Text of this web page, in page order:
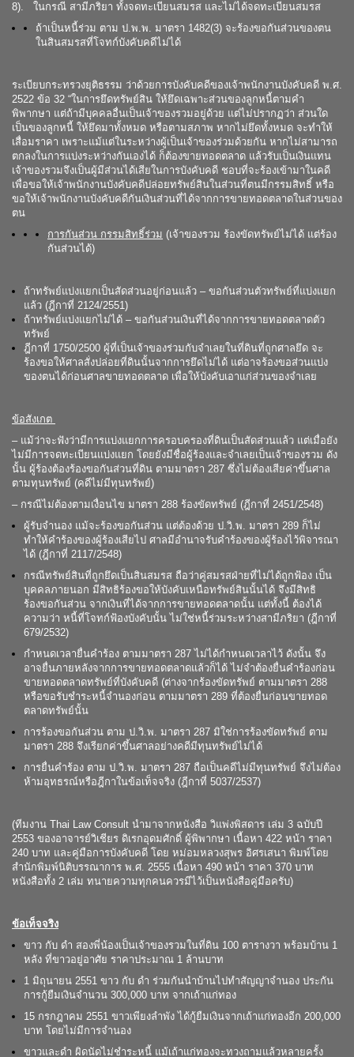
8). ในกรณี สามีภริยา ทั้งจดทะเบียนสมรส และไม่ได้จดทะเบียนสมรส
ถ้าเป็นหนี้ร่วม ตาม ป.พ.พ. มาตรา 1482(3) จะร้องขอกันส่วนของตน
ในสินสมรสที่โจทก์บังคับคดีไม่ได้
ระเบียบกระทรวงยุติธรรม ว่าด้วยการบังคับคดีของเจ้าพนักงานบังคับคดี พ.ศ.
2522 ข้อ 32 “ในการยึดทรัพย์สิน ให้ยึดเฉพาะส่วนของลูกหนี้ตามคำ
พิพากษา แต่ถ้ามีบุคคลอื่นเป็นเจ้าของรวมอยู่ด้วย แต่ไม่ปรากฏว่า ส่วนใด
เป็นของลูกหนี้ ให้ยึดมาทั้งหมด หรือตามสภาพ หากไม่ยึดทั้งหมด จะทำให้
เสื่อมราคา เพราะแม้แต่ในระหว่างผู้เป็นเจ้าของร่วมด้วยกัน หากไม่สามารถ
ตกลงในการแบ่งระหว่างกันเองได้ ก็ต้องขายทอดตลาด แล้วรับเป็นเงินแทน
เจ้าของรวมจึงเป็นผู้มีส่วนได้เสียในการบังคับคดี ชอบที่จะร้องเข้ามาในคดี
เพื่อขอให้เจ้าพนักงานบังคับคดีปล่อยทรัพย์สินในส่วนที่ตนมีกรรมสิทธิ์ หรือ
ขอให้เจ้าพนักงานบังคับคดีกันเงินส่วนที่ได้จากการขายทอดตลาดในส่วนของ
ตน
การกันส่วน กรรมสิทธิ์ร่วม (เจ้าของรวม ร้องขัดทรัพย์ไม่ได้ แต่ร้อง
กันส่วนได้)
ถ้าทรัพย์แบ่งแยกเป็นสัดส่วนอยู่ก่อนแล้ว – ขอกันส่วนตัวทรัพย์ที่แบ่งแยก
แล้ว (ฎีกาที่ 2124/2551)
ถ้าทรัพย์แบ่งแยกไม่ได้ – ขอกันส่วนเงินที่ได้จากการขายทอดตลาดตัว
ทรัพย์
ฎีกาที่ 1750/2500 ผู้ที่เป็นเจ้าของร่วมกับจำเลยในที่ดินที่ถูกศาลยึด จะ
ร้องขอให้ศาลสั่งปล่อยที่ดินนั้นจากการยึดไม่ได้ แต่อาจร้องขอส่วนแบ่ง
ของตนได้ก่อนศาลขายทอดตลาด เพื่อให้บังคับเอาแก่ส่วนของจำเลย
ข้อสังเกต
– แม้ว่าจะฟังว่ามีการแบ่งแยกการครอบครองที่ดินเป็นสัดส่วนแล้ว แต่เมื่อยัง
ไม่มีการจดทะเบียนแบ่งแยก โดยยังมีชื่อผู้ร้องและจำเลยเป็นเจ้าของรวม ดัง
นั้น ผู้ร้องต้องร้องขอกันส่วนที่ดิน ตามมาตรา 287 ซึ่งไม่ต้องเสียค่าขึ้นศาล
ตามทุนทรัพย์ (คดีไม่มีทุนทรัพย์)
– กรณีไม่ต้องตามเงื่อนไข มาตรา 288 ร้องขัดทรัพย์ (ฎีกาที่ 2451/2548)
ผู้รับจำนอง แม้จะร้องขอกันส่วน แต่ต้องด้วย ป.วิ.พ. มาตรา 289 ก็ไม่
ทำให้คำร้องของผู้ร้องเสียไป ศาลมีอำนาจรับคำร้องของผู้ร้องไว้พิจารณา
ได้ (ฎีกาที่ 2117/2548)
กรณีทรัพย์สินที่ถูกยึดเป็นสินสมรส ถือว่าคู่สมรสฝ่ายที่ไม่ได้ถูกฟ้อง เป็น
บุคคลภายนอก มีสิทธิร้องขอให้บังคับเหนือทรัพย์สินนั้นได้ จึงมีสิทธิ
ร้องขอกันส่วน จากเงินที่ได้จากการขายทอดตลาดนั้น แต่ทั้งนี้ ต้องได้
ความว่า หนี้ที่โจทก์ฟ้องบังคับนั้น ไม่ใช่หนี้ร่วมระหว่างสามีภริยา (ฎีกาที่
679/2532)
กำหนดเวลายื่นคำร้อง ตามมาตรา 287 ไม่ได้กำหนดเวลาไว้ ดังนั้น จึง
อาจยื่นภายหลังจากการขายทอดตลาดแล้วก็ได้ ไม่จำต้องยื่นคำร้องก่อน
ขายทอดตลาดทรัพย์ที่บังคับคดี (ต่างจากร้องขัดทรัพย์ ตามมาตรา 288
หรือขอรับชำระหนี้จำนองก่อน ตามมาตรา 289 ที่ต้องยื่นก่อนขายทอด
ตลาดทรัพย์นั้น
การร้องขอกันส่วน ตาม ป.วิ.พ. มาตรา 287 มิใช่การร้องขัดทรัพย์ ตาม
มาตรา 288 จึงเรียกค่าขึ้นศาลอย่างคดีมีทุนทรัพย์ไม่ได้
การยื่นคำร้อง ตาม ป.วิ.พ. มาตรา 287 ถือเป็นคดีไม่มีทุนทรัพย์ จึงไม่ต้อง
ห้ามอุทธรณ์หรือฎีกาในข้อเท็จจริง (ฎีกาที่ 5037/2537)
(ทีมงาน Thai Law Consult นำมาจากหนังสือ วิแพ่งพิสดาร เล่ม 3 ฉบับปี
2553 ของอาจารย์วิเชียร ดิเรกอุดมศักดิ์ ผู้พิพากษา เนื้อหา 422 หน้า ราคา
240 บาท และคู่มือการบังคับคดี โดย หม่อมหลวงสุพร อิศรเสนา พิมพ์โดย
สำนักพิมพ์นิติบรรณาการ พ.ศ. 2555 เนื้อหา 490 หน้า ราคา 370 บาท
หนังสือทั้ง 2 เล่ม ทนายความทุกคนควรมีไว้เป็นหนังสือคู่มือครับ)
ข้อเท็จจริง
ขาว กับ ดำ สองพี่น้องเป็นเจ้าของรวมในที่ดิน 100 ตารางวา พร้อมบ้าน 1
หลัง ที่ขาวอยู่อาศัย ราคาประมาณ 1 ล้านบาท
1 มิถุนายน 2551 ขาว กับ ดำ ร่วมกันนำบ้านไปทำสัญญาจำนอง ประกัน
การกู้ยืมเงินจำนวน 300,000 บาท จากเถ้าแก่ทอง
15 กรกฎาคม 2551 ขาวเพียงลำพัง ได้กู้ยืมเงินจากเถ้าแก่ทองอีก 200,000
บาท โดยไม่มีการจำนอง
ขาวและดำ ผิดนัดไม่ชำระหนี้ แม้เถ้าแก่ทองจะทวงถามแล้วหลายครั้ง